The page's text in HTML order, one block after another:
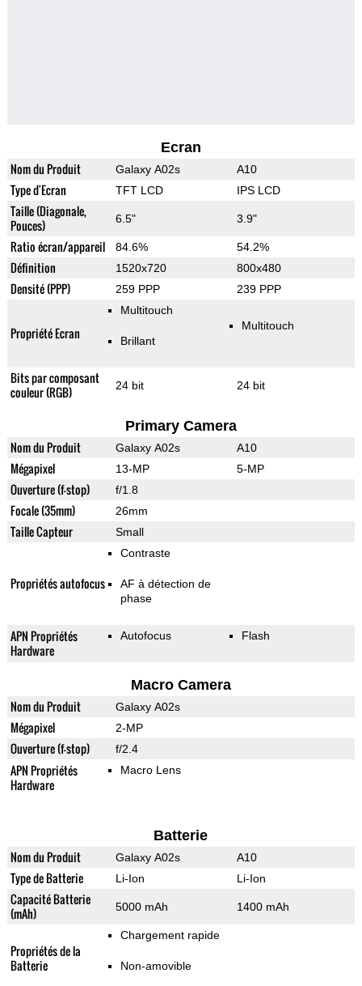
Ecran
Nom du Produit Galaxy A02s A10
Type d'Ecran TFT LCD IPS LCD
Taille (Diagonale,
Pouces)
6.5" 3.9"
Ratio écran/appareil 84.6% 54.2%
Définition 1520x720 800x480
Densité (PPP) 259 PPP 239 PPP
Propriété Ecran
Multitouch
Brillant
Multitouch
Bits par composant
couleur (RGB)
24 bit 24 bit
Primary Camera
Nom du Produit Galaxy A02s A10
Mégapixel 13-MP 5-MP
Ouverture (f-stop) f/1.8
Focale (35mm) 26mm
Taille Capteur Small
Propriétés autofocus
Contraste
AF à détection de
phase
APN Propriétés
Hardware
Autofocus Flash
Macro Camera
Nom du Produit Galaxy A02s
Mégapixel 2-MP
Ouverture (f-stop) f/2.4
APN Propriétés
Hardware
Macro Lens
Batterie
Nom du Produit Galaxy A02s A10
Type de Batterie Li-Ion Li-Ion
Capacité Batterie
(mAh)
5000 mAh 1400 mAh
Propriétés de la
Batterie
Chargement rapide
Non-amovible